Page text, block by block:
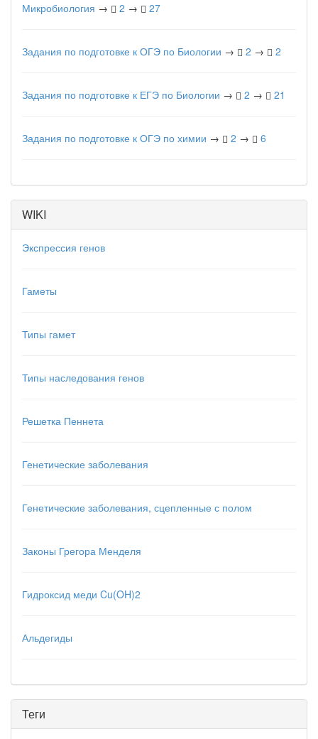
Микробиология → 2 → 27
Задания по подготовке к ОГЭ по Биологии → 2 → 2
Задания по подготовке к ЕГЭ по Биологии → 2 → 21
Задания по подготовке к ОГЭ по химии → 2 → 6
WIKI
Экспрессия генов
Гаметы
Типы гамет
Типы наследования генов
Решетка Пеннета
Генетические заболевания
Генетические заболевания, сцепленные с полом
Законы Грегора Менделя
Гидроксид меди Cu(OH)2
Альдегиды
Теги